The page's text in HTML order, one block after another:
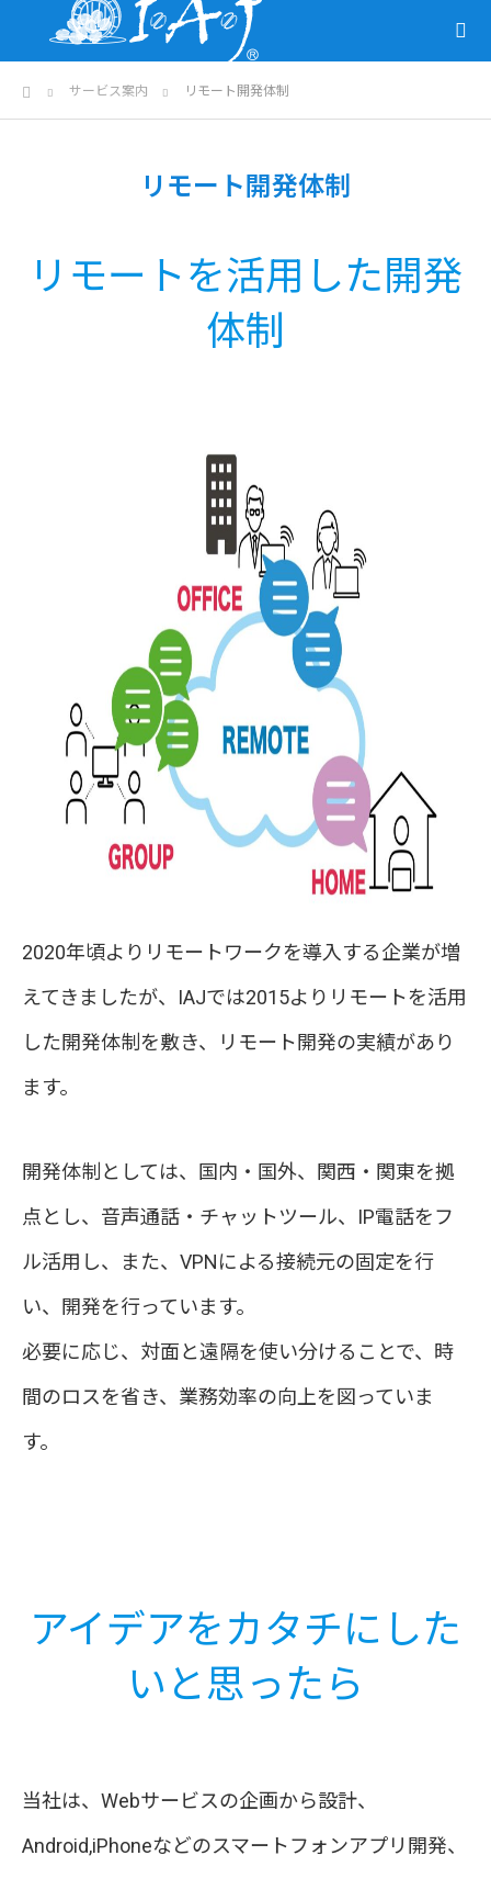
ホームサービス案内 リモート開発体制
リモート開発体制
リモートを活用した開発
体制
2020年頃よりリモートワークを導入する企業が増
えてきましたが、IAJでは2015よりリモートを活用
した開発体制を敷き、リモート開発の実績があり
ます。
開発体制としては、国内・国外、関西・関東を拠
点とし、音声通話・チャットツール、IP電話をフ
ル活用し、また、VPNによる接続元の固定を行
い、開発を行っています。
必要に応じ、対面と遠隔を使い分けることで、時
間のロスを省き、業務効率の向上を図っていま
す。
アイデアをカタチにした
いと思ったら
当社は、Webサービスの企画から設計、
Android,iPhoneなどのスマートフォンアプリ開発、